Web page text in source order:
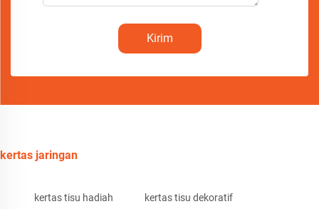
Kirim
kertas jaringan
kertas tisu hadiah kertas tisu dekoratif